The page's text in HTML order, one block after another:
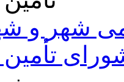
شهر و